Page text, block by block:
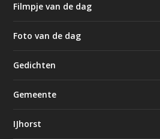
Filmpje van de dag
Foto van de dag
Gedichten
Gemeente
IJhorst